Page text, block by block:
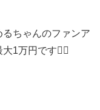
ちゃんのファンア
1万円です🙋‍♀️